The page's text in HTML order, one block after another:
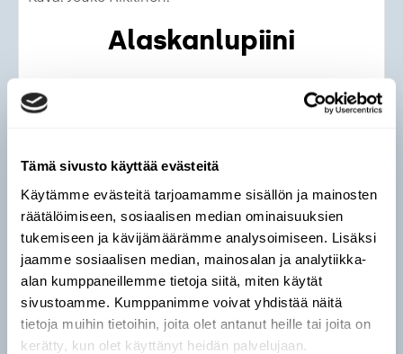
Tämä sivusto käyttää evästeitä
Käytämme evästeitä tarjoamamme sisällön ja mainosten
räätälöimiseen, sosiaalisen median ominaisuuksien
tukemiseen ja kävijämäärämme analysoimiseen. Lisäksi
jaamme sosiaalisen median, mainosalan ja analytiikka-
alan kumppaneillemme tietoja siitä, miten käytät
sivustoamme. Kumppanimme voivat yhdistää näitä
tietoja muihin tietoihin, joita olet antanut heille tai joita on
kerätty, kun olet käyttänyt heidän palvelujaan.
Alaskanlupiini
Lupinus nootkatensis
Suomessa vielä melko harvinainen
pohjoinen laji, lisääntyy pääasiassa
siemenestä.
Tuotu Pohjois-Amerikasta Eurooppaan